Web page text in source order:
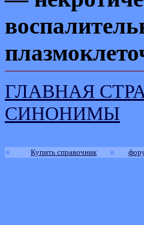
ГЛАВНАЯ
СИНОНИМЫ
● Купить справочник ●